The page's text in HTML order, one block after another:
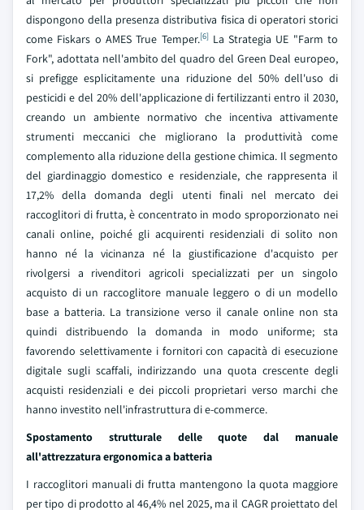
dispongono della presenza distributiva fisica di operatori storici
come Fiskars o AMES True Temper.[6]La Strategia UE "Farm to
Fork", adottata nell'ambito del quadro del Green Deal europeo,
si prefigge esplicitamente una riduzione del 50% dell'uso di
pesticidi e del 20% dell'applicazione di fertilizzanti entro il 2030,
creando un ambiente normativo che incentiva attivamente
strumenti meccanici che migliorano la produttività come
complemento alla riduzione della gestione chimica. Il segmento
del giardinaggio domestico e residenziale, che rappresenta il
17,2% della domanda degli utenti finali nel mercato dei
raccoglitori di frutta, è concentrato in modo sproporzionato nei
canali online, poiché gli acquirenti residenziali di solito non
hanno né la vicinanza né la giustificazione d'acquisto per
rivolgersi a rivenditori agricoli specializzati per un singolo
acquisto di un raccoglitore manuale leggero o di un modello
base a batteria. La transizione verso il canale online non sta
quindi distribuendo la domanda in modo uniforme; sta
favorendo selettivamente i fornitori con capacità di esecuzione
digitale sugli scaffali, indirizzando una quota crescente degli
acquisti residenziali e dei piccoli proprietari verso marchi che
hanno investito nell'infrastruttura di e-commerce.
Spostamento strutturale delle quote dal manuale
all'attrezzatura ergonomica a batteria
I raccoglitori manuali di frutta mantengono la quota maggiore
per tipo di prodotto al 46,4% nel 2025, ma il CAGR proiettato del